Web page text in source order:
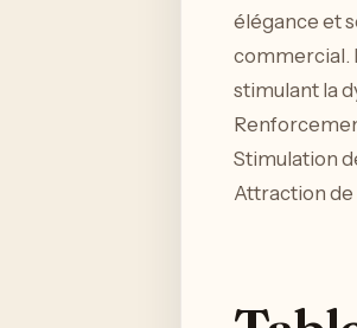
élégance et
commercial.
stimulant la
Stimulation
Attraction de